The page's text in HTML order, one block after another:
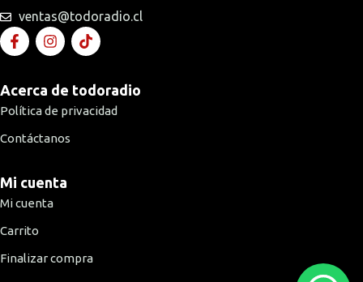
ventas@todoradio.cl
Acerca de todoradio
Política de privacidad
Contáctanos
Mi cuenta
Mi cuenta
Carrito
Finalizar compra